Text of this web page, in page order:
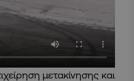
μετακίνησης και